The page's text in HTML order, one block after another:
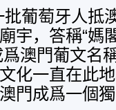
葡萄牙人抵
宇，答稱“媽
爲澳門葡文名
化一直在此
門成爲一個